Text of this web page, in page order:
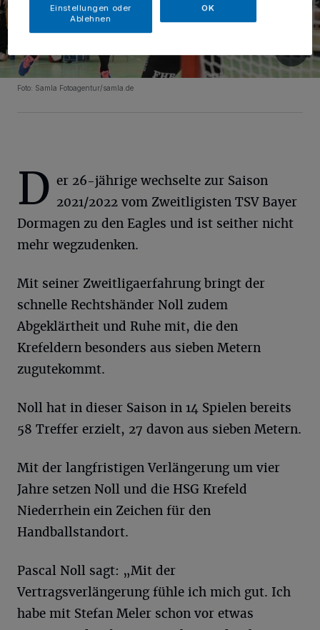
Foto: Samla Fotoagentur/samla.de
D er 26-jährige wechselte zur Saison
2021/2022 vom Zweitligisten TSV Bayer
Dormagen zu den Eagles und ist seither nicht
mehr wegzudenken.
Mit seiner Zweitligaerfahrung bringt der
schnelle Rechtshänder Noll zudem
Abgeklärtheit und Ruhe mit, die den
Krefeldern besonders aus sieben Metern
zugutekommt.
Noll hat in dieser Saison in 14 Spielen bereits
58 Treffer erzielt, 27 davon aus sieben Metern.
Mit der langfristigen Verlängerung um vier
Jahre setzen Noll und die HSG Krefeld
Niederrhein ein Zeichen für den
Handballstandort.
Pascal Noll sagt: „Mit der
Vertragsverlängerung fühle ich mich gut. Ich
habe mit Stefan Meler schon vor etwas
Einstellungen oder
Ablehnen
OK